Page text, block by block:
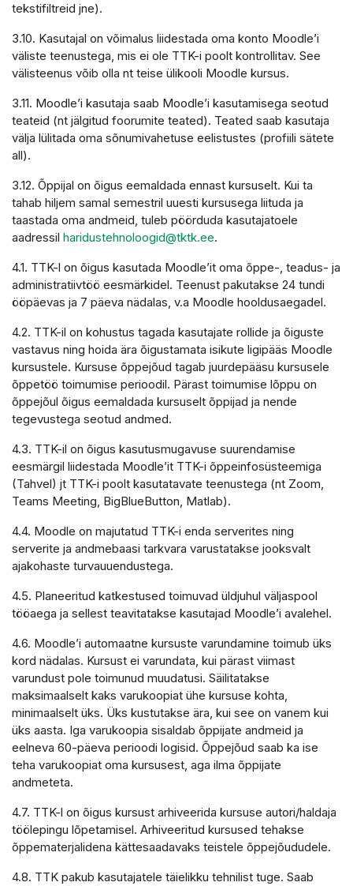
tekstifiltreid jne).
3.10. Kasutajal on võimalus liidestada oma konto Moodle’i
väliste teenustega, mis ei ole TTK-i poolt kontrollitav. See
välisteenus võib olla nt teise ülikooli Moodle kursus.
3.11. Moodle’i kasutaja saab Moodle’i kasutamisega seotud
teateid (nt jälgitud foorumite teated). Teated saab kasutaja
välja lülitada oma sõnumivahetuse eelistustes (profiili sätete
all).
3.12. Õppijal on õigus eemaldada ennast kursuselt. Kui ta
tahab hiljem samal semestril uuesti kursusega liituda ja
taastada oma andmeid, tuleb pöörduda kasutajatoele
aadressil haridustehnoloogid@tktk.ee.
4.1. TTK-l on õigus kasutada Moodle’it oma õppe-, teadus- ja
administratiivtöö eesmärkidel. Teenust pakutakse 24 tundi
ööpäevas ja 7 päeva nädalas, v.a Moodle hooldusaegadel.
4.2. TTK-il on kohustus tagada kasutajate rollide ja õiguste
vastavus ning hoida ära õigustamata isikute ligipääs Moodle
kursustele. Kursuse õppejõud tagab juurdepääsu kursusele
õppetöö toimumise perioodil. Pärast toimumise lõppu on
õppejõul õigus eemaldada kursuselt õppijad ja nende
tegevustega seotud andmed.
4.3. TTK-il on õigus kasutusmugavuse suurendamise
eesmärgil liidestada Moodle’it TTK-i õppeinfosüsteemiga
(Tahvel) jt TTK-i poolt kasutatavate teenustega (nt Zoom,
Teams Meeting, BigBlueButton, Matlab).
4.4. Moodle on majutatud TTK-i enda serverites ning
serverite ja andmebaasi tarkvara varustatakse jooksvalt
ajakohaste turvauuendustega.
4.5. Planeeritud katkestused toimuvad üldjuhul väljaspool
tööaega ja sellest teavitatakse kasutajad Moodle’i avalehel.
4.6. Moodle’i automaatne kursuste varundamine toimub üks
kord nädalas. Kursust ei varundata, kui pärast viimast
varundust pole toimunud muudatusi. Säilitatakse
maksimaalselt kaks varukoopiat ühe kursuse kohta,
minimaalselt üks. Üks kustutakse ära, kui see on vanem kui
üks aasta. Iga varukoopia sisaldab õppijate andmeid ja
eelneva 60-päeva perioodi logisid. Õppejõud saab ka ise
teha varukoopiat oma kursusest, aga ilma õppijate
andmeteta.
4.7. TTK-l on õigus kursust arhiveerida kursuse autori/haldaja
töölepingu lõpetamisel. Arhiveeritud kursused tehakse
õppematerjalidena kättesaadavaks teistele õppejõududele.
4.8. TTK pakub kasutajatele täielikku tehnilist tuge. Saab